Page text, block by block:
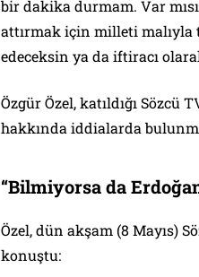
bir dakika durmam. Var
attırmak için milleti malıyla
edeceksin ya da iftiracı
Özgür Özel, katıldığı Sözcü
hakkında iddialarda
“Bilmiyorsa da
Özel, dün akşam (8 Mayıs)
konuştu: